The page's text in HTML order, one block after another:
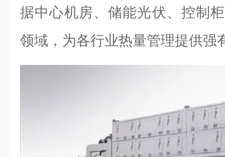
据中心机房、储能光伏、控制
领域，为各行业热量管理提供强